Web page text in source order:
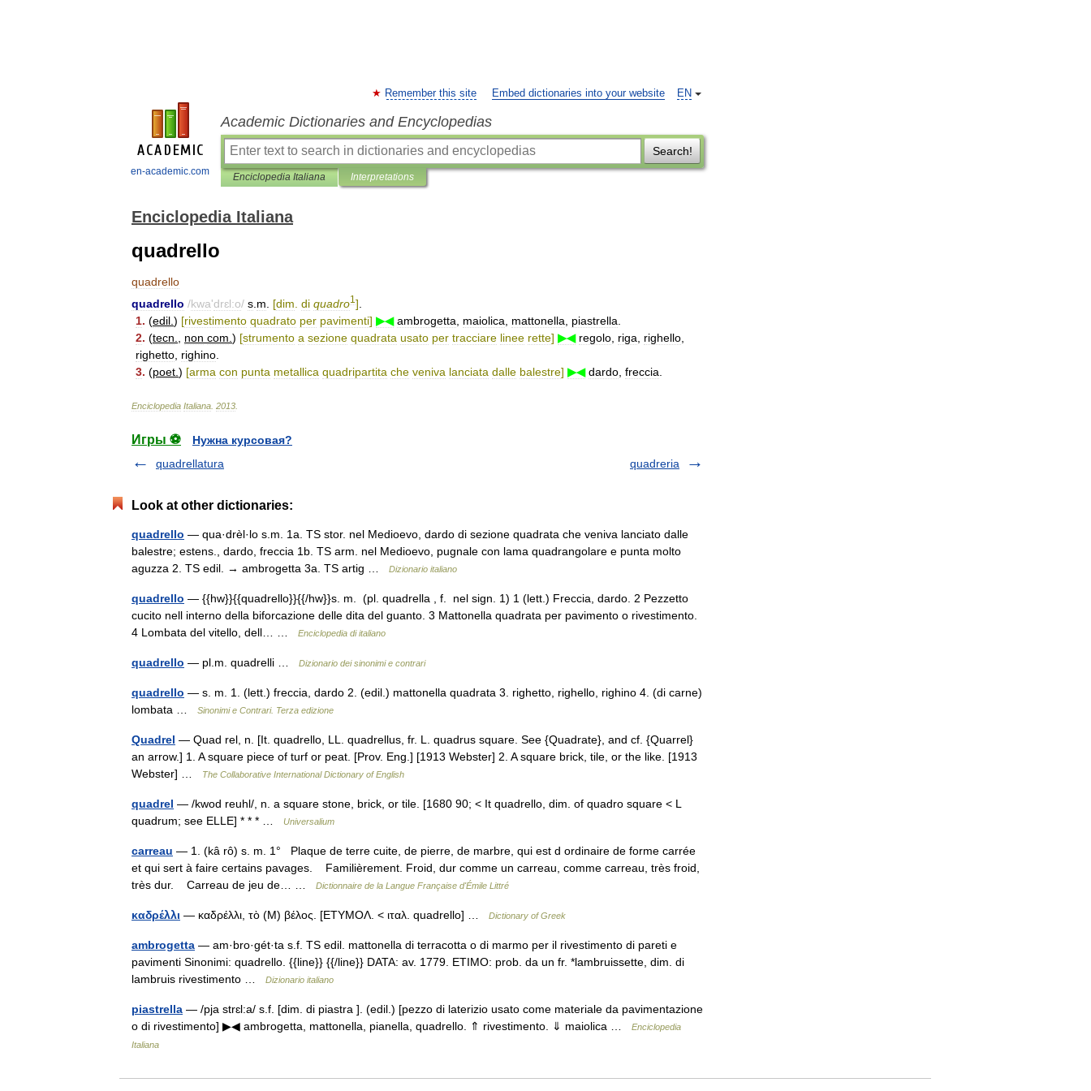
en-academic.com
EN
Remember this site Embed dictionaries into your website
Academic Dictionaries and Encyclopedias
Search!
Enciclopedia Italiana Interpretations
Enciclopedia Italiana
quadrello
quadrello
quadrello /kwa'drɛl:o/ s m [dim di quadro1 ]
1. (edil ) [rivestimento quadrato per pavimenti] ▶◀ ambrogetta maiolica mattonella piastrella
2. (tecn non com ) [strumento a sezione quadrata usato per tracciare linee rette] ▶◀ regolo riga righello
righetto righino
3. (poet ) [arma con punta metallica quadripartita che veniva lanciata dalle balestre] ▶◀ dardo freccia
Enciclopedia Italiana 2013
Игры ⚽
Нужна курсовая?
quadrellatura
quadreria
Look at other dictionaries:
quadrello — qua·drèl·lo s.m. 1a. TS stor. nel Medioevo, dardo di sezione quadrata che veniva lanciato dalle
balestre; estens., dardo, freccia 1b. TS arm. nel Medioevo, pugnale con lama quadrangolare e punta molto
aguzza 2. TS edil. → ambrogetta 3a. TS artig …
Dizionario italiano
quadrello — {{hw}}{{quadrello}}{{/hw}}s. m. (pl. quadrella , f. nel sign. 1) 1 (lett.) Freccia, dardo. 2 Pezzetto
cucito nell interno della biforcazione delle dita del guanto. 3 Mattonella quadrata per pavimento o rivestimento.
4 Lombata del vitello, dell… …
Enciclopedia di italiano
quadrello — pl.m. quadrelli … Dizionario dei sinonimi e contrari
quadrello — s. m. 1. (lett.) freccia, dardo 2. (edil.) mattonella quadrata 3. righetto, righello, righino 4. (di carne)
lombata …
Sinonimi e Contrari. Terza edizione
Quadrel — Quad rel, n. [It. quadrello, LL. quadrellus, fr. L. quadrus square. See {Quadrate}, and cf. {Quarrel}
an arrow.] 1. A square piece of turf or peat. [Prov. Eng.] [1913 Webster] 2. A square brick, tile, or the like. [1913
Webster] …
The Collaborative International Dictionary of English
quadrel — /kwod reuhl/, n. a square stone, brick, or tile. [1680 90; < It quadrello, dim. of quadro square < L
quadrum; see ELLE] * * * …
Universalium
carreau — 1. (kâ rô) s. m. 1° Plaque de terre cuite, de pierre, de marbre, qui est d ordinaire de forme carrée
et qui sert à faire certains pavages. Familièrement. Froid, dur comme un carreau, comme carreau, très froid,
très dur. Carreau de jeu de… …
Dictionnaire de la Langue Française d'Émile Littré
καδρέλλι — καδρέλλι, τὸ (Μ) βέλος. [ΕΤΥΜΟΛ. < ιταλ. quadrello] … Dictionary of Greek
ambrogetta — am·bro·gét·ta s.f. TS edil. mattonella di terracotta o di marmo per il rivestimento di pareti e
pavimenti Sinonimi: quadrello. {{line}} {{/line}} DATA: av. 1779. ETIMO: prob. da un fr. *lambruissette, dim. di
lambruis rivestimento …
Dizionario italiano
piastrella — /pja strɛl:a/ s.f. [dim. di piastra ]. (edil.) [pezzo di laterizio usato come materiale da pavimentazione
o di rivestimento] ▶◀ ambrogetta, mattonella, pianella, quadrello. ⇑ rivestimento. ⇓ maiolica …
Enciclopedia
Italiana